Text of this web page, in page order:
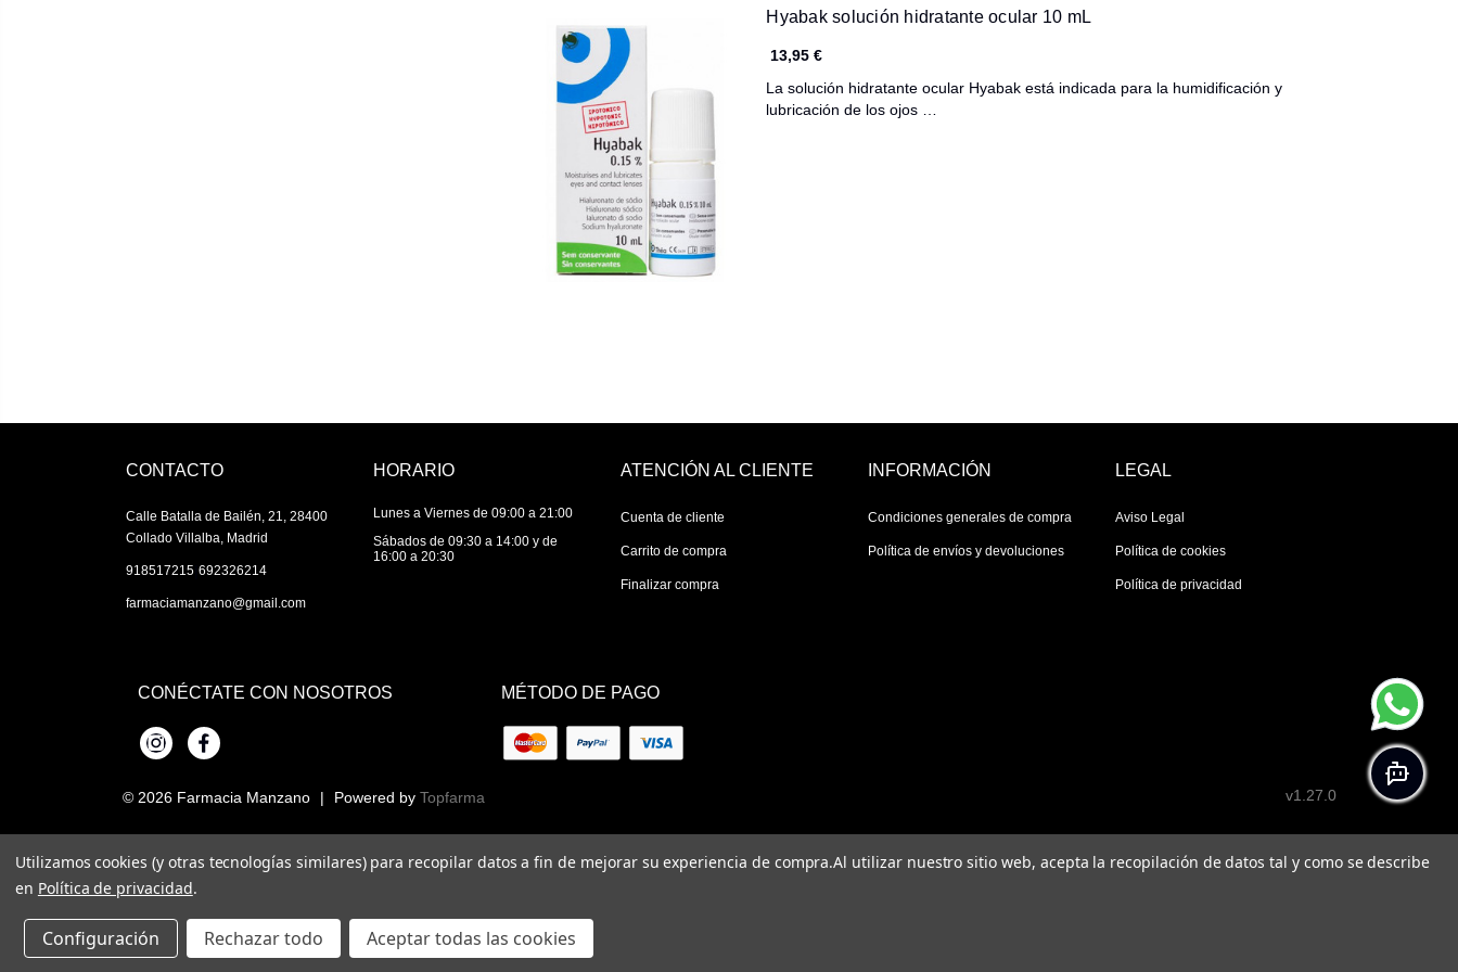
Hyabak solución hidratante ocular 10 mL
13,95 €
La solución hidratante ocular Hyabak está indicada para la humidificación y
lubricación de los ojos …
CONTACTO
Calle Batalla de Bailén, 21, 28400
Collado Villalba, Madrid
918517215 692326214
farmaciamanzano@gmail.com
HORARIO
Lunes a Viernes de 09:00 a 21:00
Sábados de 09:30 a 14:00 y de
16:00 a 20:30
ATENCIÓN AL CLIENTE
Cuenta de cliente
Carrito de compra
Finalizar compra
INFORMACIÓN
Condiciones generales de compra
Política de envíos y devoluciones
LEGAL
Aviso Legal
Política de cookies
Política de privacidad
CONÉCTATE CON NOSOTROS
InstagramFacebook
MÉTODO DE PAGO
© 2026 Farmacia Manzano | Powered by Topfarma v1.27.0
Utilizamos cookies (y otras tecnologías similares) para recopilar datos a fin de mejorar su experiencia de compra.Al utilizar nuestro sitio web, acepta la recopilación de datos tal y como se describe
en Política de privacidad.
Configuración Rechazar todo Aceptar todas las cookies